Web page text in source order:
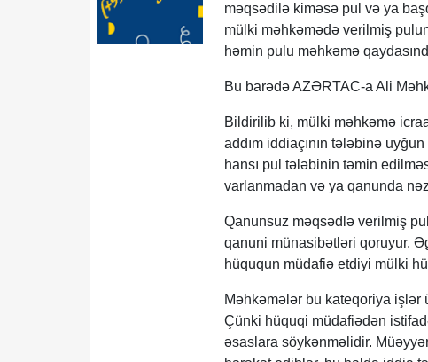
məqsədilə kiməsə pul və ya
mülki məhkəmədə verilmiş
həmin pulu məhkəmə
Bu barədə AZƏRTAC-a Ali
Bildirilib ki, mülki məhkəmə
addım iddiaçının tələbinə
hansı pul tələbinin təmin
varlanmadan və ya qanunda
Qanunsuz məqsədlə verilmiş
qanuni münasibətləri qoruyur.
hüququn müdafiə etdiyi mülki
Məhkəmələr bu kateqoriya işlər
Çünki hüquqi müdafiədən
əsaslara söykənməlidir.